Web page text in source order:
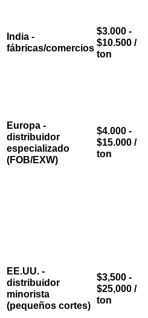
India -
fábricas/comercios
$3.000 -
$10.500 /
ton
Europa -
distribuidor
especializado
(FOB/EXW)
$4.000 -
$15.000 /
ton
EE.UU. -
distribuidor
minorista
(pequeños cortes)
$3,500 -
$25,000 /
ton